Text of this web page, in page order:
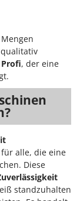
Profi, der eine
für alle, die eine
Diese
standzuhalten